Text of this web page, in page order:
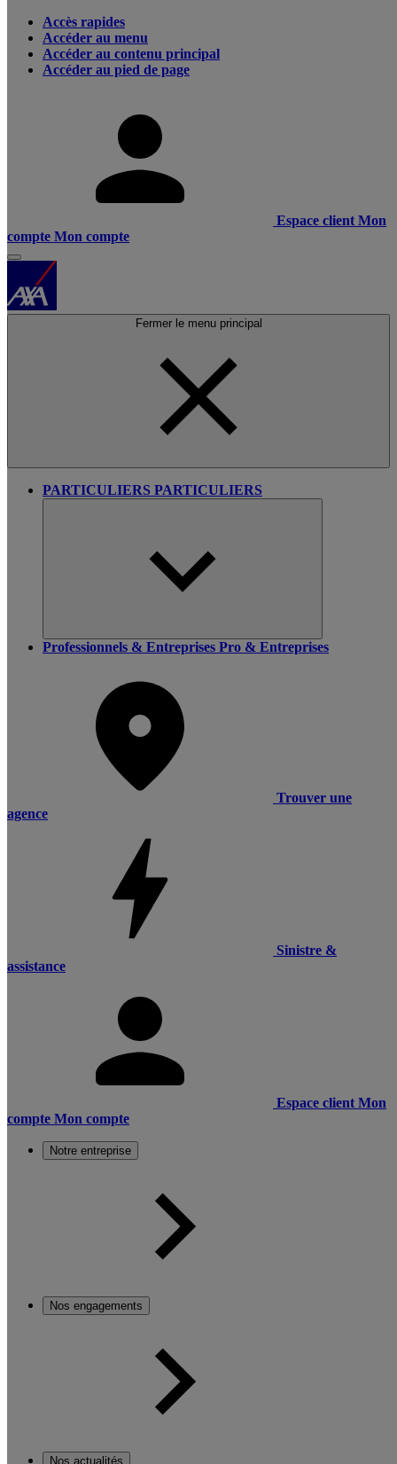
Accès rapides
Accéder au menu
Accéder au contenu principal
Accéder au pied de page
Espace client Mon
compte Mon compte
Fermer le menu principal
PARTICULIERS PARTICULIERS
Professionnels & Entreprises Pro & Entreprises
Trouver une
agence
Sinistre &
assistance
Espace client Mon
compte Mon compte
Notre entreprise
Nos engagements
Nos actualités